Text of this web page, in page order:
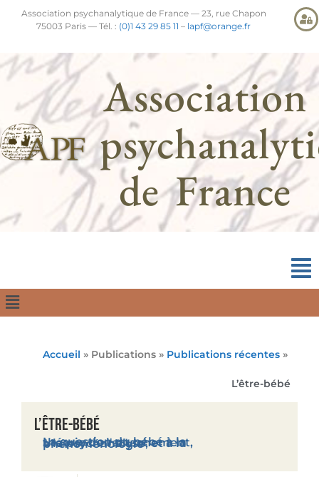
Association psychanalytique de France — 23, rue Chapon
75003 Paris — Tél. : (0)1 43 29 85 11 – lapf@orange.fr
Association
de France
Accueil » Publications » Publications récentes »
L’être-bébé
L’être-bébé
La question du bébé à la théorie de l'attachement, à la psychanalyse, et à la phénoménologie